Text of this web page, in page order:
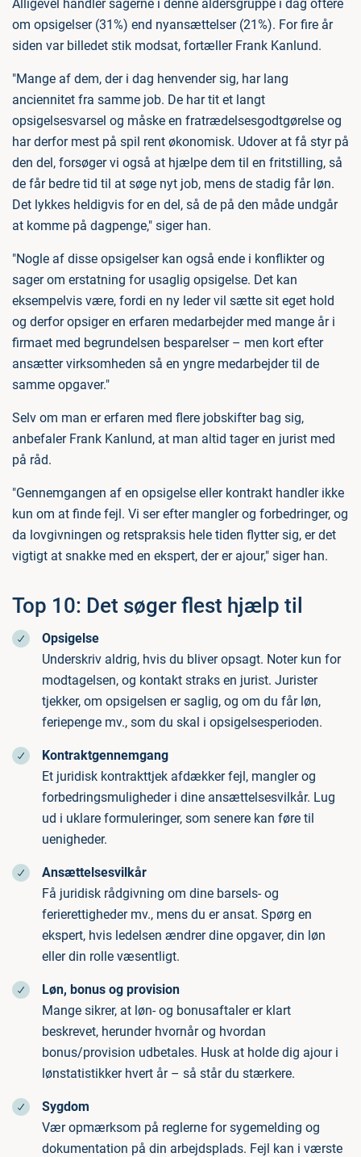
Alligevel handler sagerne i denne aldersgruppe i dag oftere
om opsigelser (31%) end nyansættelser (21%). For fire år
siden var billedet stik modsat, fortæller Frank Kanlund.
"Mange af dem, der i dag henvender sig, har lang
anciennitet fra samme job. De har tit et langt
opsigelsesvarsel og måske en fratrædelsesgodtgørelse og
har derfor mest på spil rent økonomisk. Udover at få styr på
den del, forsøger vi også at hjælpe dem til en fritstilling, så
de får bedre tid til at søge nyt job, mens de stadig får løn.
Det lykkes heldigvis for en del, så de på den måde undgår
at komme på dagpenge," siger han.
"Nogle af disse opsigelser kan også ende i konflikter og
sager om erstatning for usaglig opsigelse. Det kan
eksempelvis være, fordi en ny leder vil sætte sit eget hold
og derfor opsiger en erfaren medarbejder med mange år i
firmaet med begrundelsen besparelser – men kort efter
ansætter virksomheden så en yngre medarbejder til de
samme opgaver."
Selv om man er erfaren med flere jobskifter bag sig,
anbefaler Frank Kanlund, at man altid tager en jurist med
på råd.
"Gennemgangen af en opsigelse eller kontrakt handler ikke
kun om at finde fejl. Vi ser efter mangler og forbedringer, og
da lovgivningen og retspraksis hele tiden flytter sig, er det
vigtigt at snakke med en ekspert, der er ajour," siger han.
Top 10: Det søger flest hjælp til
Opsigelse
Underskriv aldrig, hvis du bliver opsagt. Noter kun for
modtagelsen, og kontakt straks en jurist. Jurister
tjekker, om opsigelsen er saglig, og om du får løn,
feriepenge mv., som du skal i opsigelsesperioden.
Kontraktgennemgang
Et juridisk kontrakttjek afdækker fejl, mangler og
forbedringsmuligheder i dine ansættelsesvilkår. Lug
ud i uklare formuleringer, som senere kan føre til
uenigheder.
Ansættelsesvilkår
Få juridisk rådgivning om dine barsels- og
ferierettigheder mv., mens du er ansat. Spørg en
ekspert, hvis ledelsen ændrer dine opgaver, din løn
eller din rolle væsentligt.
Løn, bonus og provision
Mange sikrer, at løn- og bonusaftaler er klart
beskrevet, herunder hvornår og hvordan
bonus/provision udbetales. Husk at holde dig ajour i
lønstatistikker hvert år – så står du stærkere.
Sygdom
Vær opmærksom på reglerne for sygemelding og
dokumentation på din arbejdsplads. Fejl kan i værste